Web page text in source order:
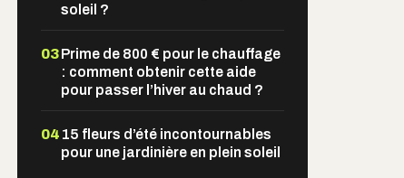
soleil ?
03Prime de 800 € pour le chauffage
: comment obtenir cette aide
pour passer l’hiver au chaud ?
04 15 fleurs d’été incontournables
pour une jardinière en plein soleil